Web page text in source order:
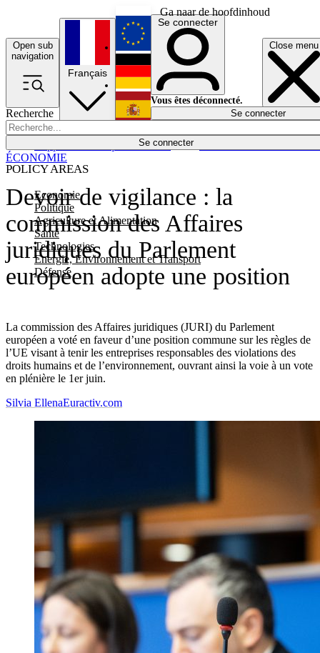
Ga naar de hoofdinhoud
Open sub
navigation
Close menu
Recherche
Se connecter
POLICY AREAS
Economie
Politique
Agriculture et Alimentation
Santé
Technologies
Energie, Environnement et Transport
Défense
Économie
Français
English
Deutsch
Español
Se connecter
Vous êtes déconnecté.
Se connecter
Devoir de vigilance : la
commission des Affaires
juridiques du Parlement
européen adopte une position
La commission des Affaires juridiques (JURI) du Parlement
européen a voté en faveur d’une position commune sur les règles de
l’UE visant à tenir les entreprises responsables des violations des
droits humains et de l’environnement, ouvrant ainsi la voie à un vote
en plénière le 1er juin.
ÉCONOMIE
Silvia EllenaEuractiv.com